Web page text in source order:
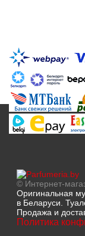
© Интернет-
Оригинальная
в Беларуси.
Продажа и
Политика